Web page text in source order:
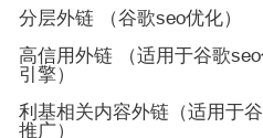
分层外链 （谷歌seo优化）
高信用外链 （适用于谷歌
引擎）
利基相关内容外链（适用于
推广）